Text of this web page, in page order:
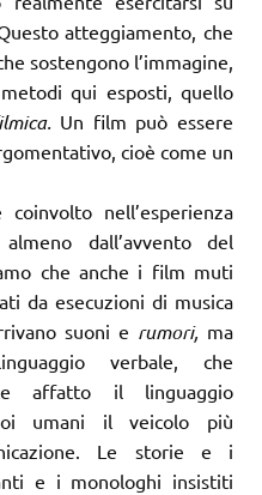
atteggiamento, che
sostengono l’immagine,
qui esposti, quello
Un film può essere
cioè come un
nell’esperienza
almeno dall’avvento del
che anche i film muti
da esecuzioni di musica
suoni e rumori, ma
verbale, che
affatto il linguaggio
umani il veicolo più
Le storie e i
e i monologhi insistiti